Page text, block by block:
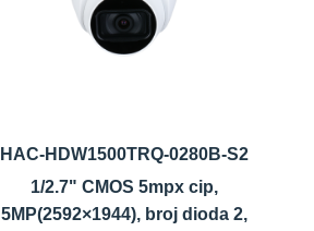
HAC-HDW1500TRQ-0280B-S2
1/2.7" CMOS 5mpx cip,
5MP(2592×1944), broj dioda 2,